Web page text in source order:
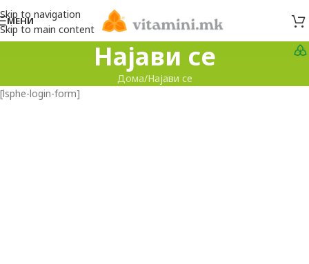
Skip to navigation
Skip to main content
МЕНИ
Најави се
Дома Најави се
[lsphe-login-form]